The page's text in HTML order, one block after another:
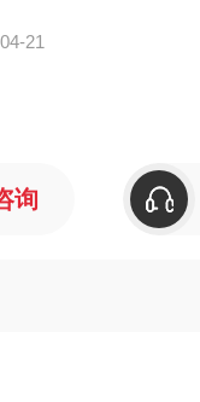
21
询